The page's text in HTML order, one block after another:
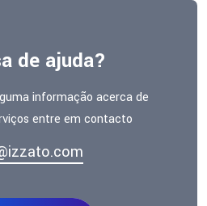
de ajuda?
informação acerca de
entre em contacto